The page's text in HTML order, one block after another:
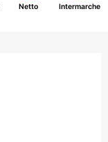
Netto Intermarche